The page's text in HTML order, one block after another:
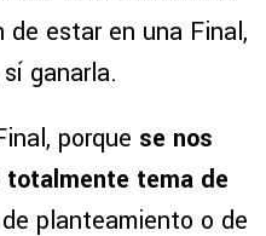
estar en una Final,
ganarla.
porque se nos
tema de
planteamiento o de